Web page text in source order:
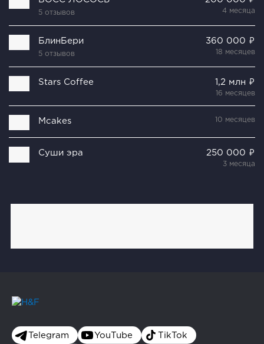
5 отзывов 4 месяца
БлинБери
5 отзывов
360 000 ₽
18 месяцев
Stars Coffee 1,2 млн ₽
16 месяцев
Mcakes 10 месяцев
Суши эра 250 000 ₽
3 месяца
Telegram YouTube TikTok